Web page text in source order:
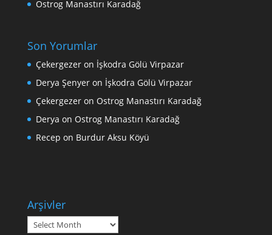
Ostrog Manastırı Karadağ
Son Yorumlar
Çekergezeron İşkodra Gölü Virpazar
Derya Şenyeron İşkodra Gölü Virpazar
Çekergezeron Ostrog Manastırı Karadağ
Derya on Ostrog Manastırı Karadağ
Recep on Burdur Aksu Köyü
Arşivler
Arşivler